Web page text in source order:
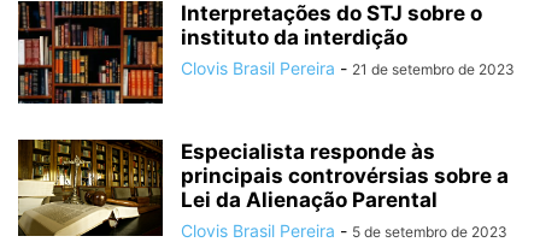
Interpretações do STJ sobre o
instituto da interdição
Clovis Brasil Pereira - 21 de setembro de 2023
Especialista responde às
principais controvérsias sobre a
Lei da Alienação Parental
Clovis Brasil Pereira - 5 de setembro de 2023